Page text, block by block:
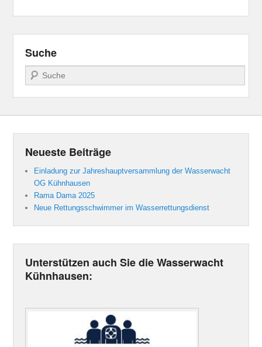
Suche
Suchen
Neueste Beiträge
Einladung zur Jahreshauptversammlung der Wasserwacht
OG Kühnhausen
Rama Dama 2025
Neue Rettungsschwimmer im Wasserrettungsdienst
Unterstützen auch Sie die Wasserwacht
Kühnhausen: